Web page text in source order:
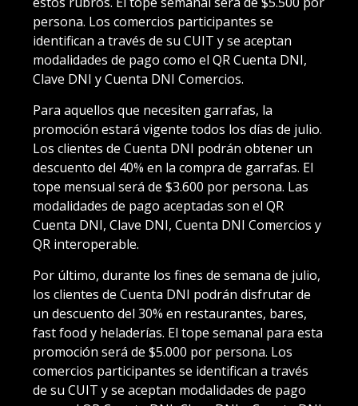
persona. Los comercios participantes se
identifican a través de su CUIT y se aceptan
modalidades de pago como el QR Cuenta DNI,
Clave DNI y Cuenta DNI Comercios.
Para aquellos que necesiten garrafas, la
promoción estará vigente todos los días de julio.
Los clientes de Cuenta DNI podrán obtener un
descuento del 40% en la compra de garrafas. El
tope mensual será de $3.600 por persona. Las
modalidades de pago aceptadas son el QR
Cuenta DNI, Clave DNI, Cuenta DNI Comercios y
QR interoperable.
Por último, durante los fines de semana de julio,
los clientes de Cuenta DNI podrán disfrutar de
un descuento del 30% en restaurantes, bares,
fast food y heladerías. El tope semanal para esta
promoción será de $5.000 por persona. Los
comercios participantes se identifican a través
de su CUIT y se aceptan modalidades de pago